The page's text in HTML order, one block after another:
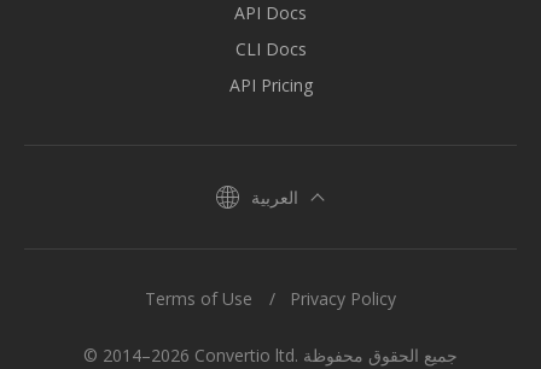
API Docs
CLI Docs
API Pricing
العربية
© 2014–2026 Convertio ltd. جميع الحقوق محفوظة
Terms of Use Privacy Policy